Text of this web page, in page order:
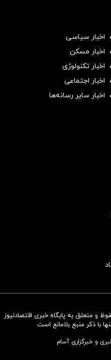
اخبار سیاسی
اخبار مسکن
اخبار تکنولوژی
اخبار اجتماعی
اخبار سایر رسانه‌‌ها
و متعلق به پایگاه خبری اقتصادنیوز
با ذکر منبع بلامانع است
و خبرگزاری آسام